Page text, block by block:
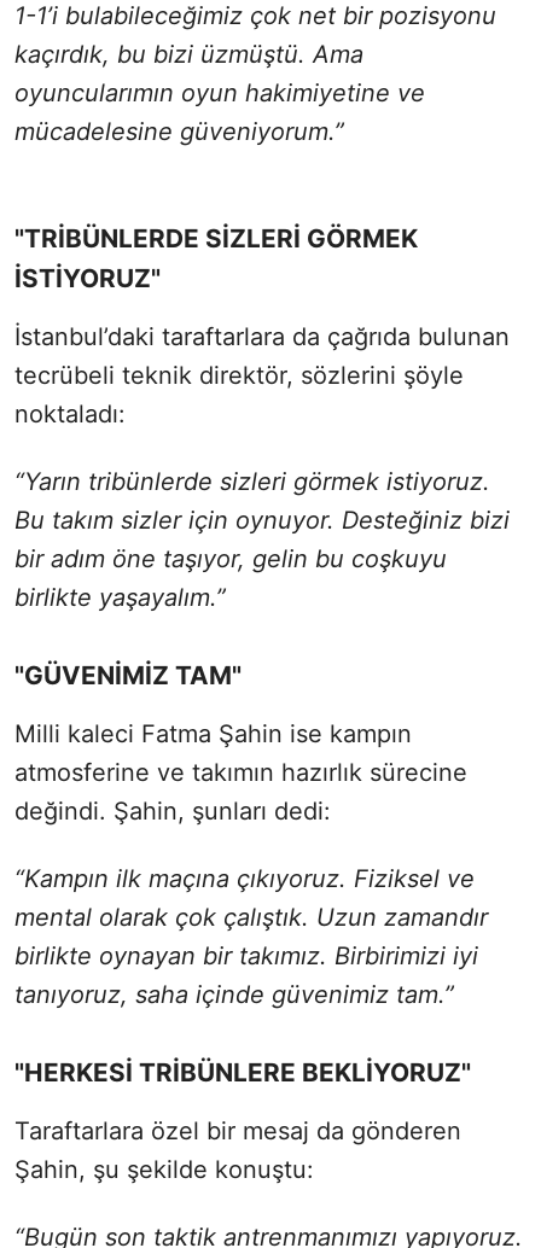
1-1’i bulabileceğimiz çok net bir pozisyonu
kaçırdık, bu bizi üzmüştü. Ama
oyuncularımın oyun hakimiyetine ve
mücadelesine güveniyorum.”
"TRİBÜNLERDE SİZLERİ GÖRMEK
İSTİYORUZ"
İstanbul’daki taraftarlara da çağrıda bulunan
tecrübeli teknik direktör, sözlerini şöyle
noktaladı:
“Yarın tribünlerde sizleri görmek istiyoruz.
Bu takım sizler için oynuyor. Desteğiniz bizi
bir adım öne taşıyor, gelin bu coşkuyu
birlikte yaşayalım.”
"GÜVENİMİZ TAM"
Milli kaleci Fatma Şahin ise kampın
atmosferine ve takımın hazırlık sürecine
değindi. Şahin, şunları dedi:
“Kampın ilk maçına çıkıyoruz. Fiziksel ve
mental olarak çok çalıştık. Uzun zamandır
birlikte oynayan bir takımız. Birbirimizi iyi
tanıyoruz, saha içinde güvenimiz tam.”
"HERKESİ TRİBÜNLERE BEKLİYORUZ"
Taraftarlara özel bir mesaj da gönderen
Şahin, şu şekilde konuştu:
“Bugün son taktik antrenmanımızı yapıyoruz.